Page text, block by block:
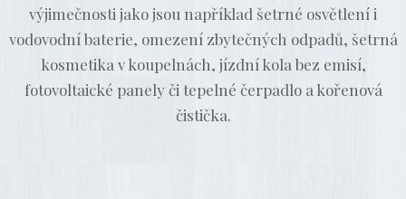
výjimečnosti jako jsou například šetrné osvětlení i
vodovodní baterie, omezení zbytečných odpadů, šetrná
kosmetika v koupelnách, jízdní kola bez emisí,
fotovoltaické panely či tepelné čerpadlo a kořenová
čistička.